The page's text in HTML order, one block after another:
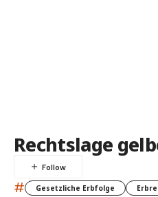
Rechtslage
# Gesetzliche Erbfolge